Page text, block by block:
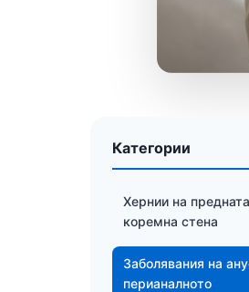
Категории
Хернии на предната
коремна стена
Заболявания на
перианалното